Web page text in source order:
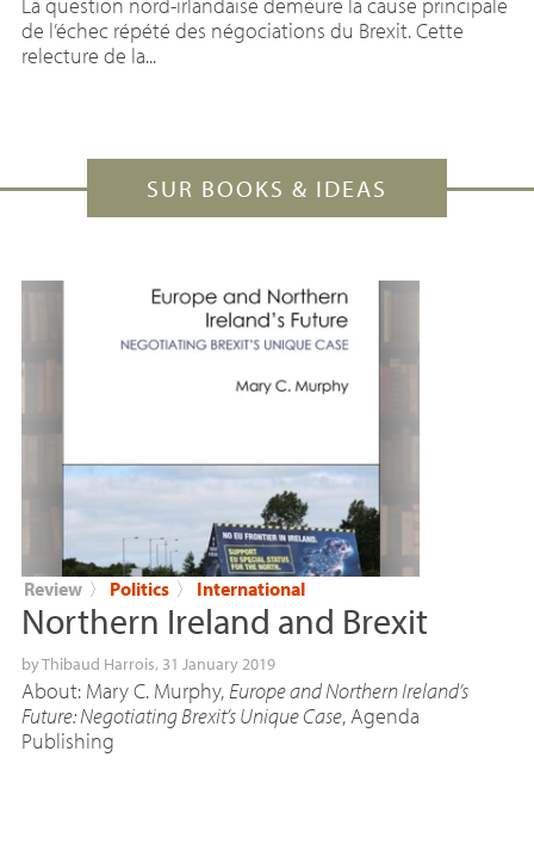
La question nord-irlandaise demeure la cause principale
de l’échec répété des négociations du Brexit. Cette
relecture de la...
SUR BOOKS & IDEAS
Review 〉 Politics 〉 International
Northern Ireland and Brexit
byThibaud Harrois, 31 January 2019
About: Mary C. Murphy, Europe and Northern Ireland’s
Future: Negotiating Brexit’s Unique Case, Agenda
Publishing